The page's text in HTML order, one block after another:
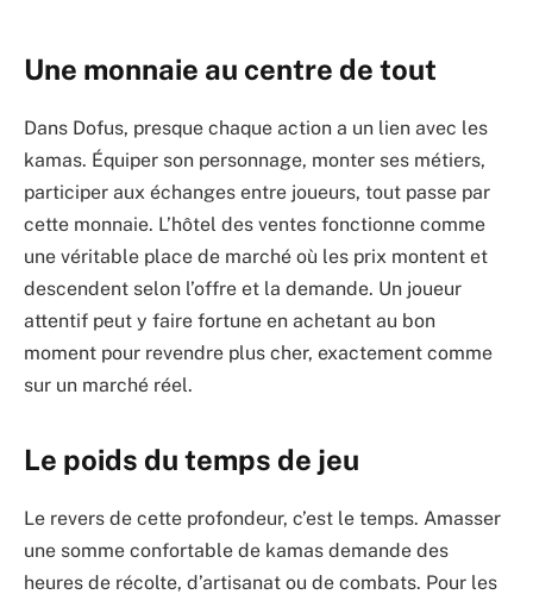
Une monnaie au centre de tout
Dans Dofus, presque chaque action a un lien avec les
kamas. Équiper son personnage, monter ses métiers,
participer aux échanges entre joueurs, tout passe par
cette monnaie. L’hôtel des ventes fonctionne comme
une véritable place de marché où les prix montent et
descendent selon l’offre et la demande. Un joueur
attentif peut y faire fortune en achetant au bon
moment pour revendre plus cher, exactement comme
sur un marché réel.
Le poids du temps de jeu
Le revers de cette profondeur, c’est le temps. Amasser
une somme confortable de kamas demande des
heures de récolte, d’artisanat ou de combats. Pour les